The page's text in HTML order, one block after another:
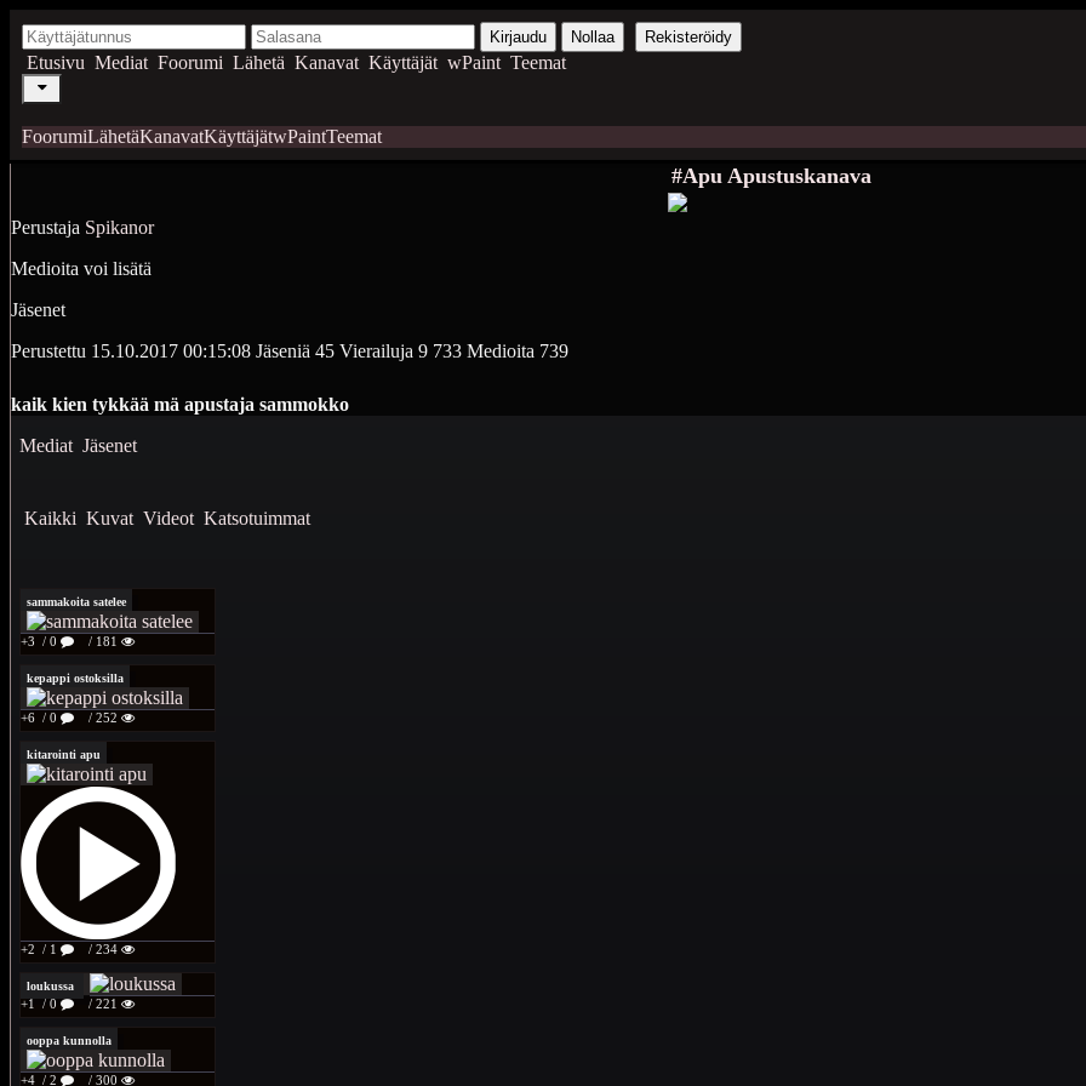
Kirjaudu Nollaa Rekisteröidy
Etusivu Mediat Foorumi Lähetä Kanavat Käyttäjät wPaint Teemat
FoorumiLähetäKanavatKäyttäjätwPaintTeemat
#Apu Apustuskanava
Perustaja Spikanor
Medioita voi lisätä
Jäsenet
Perustettu 15.10.2017 00:15:08 Jäseniä 45 Vierailuja 9 733 Medioita 739
kaik kien tykkää mä apustaja sammokko
Mediat Jäsenet
Kaikki Kuvat Videot Katsotuimmat
sammakoita satelee
+3 / 0 / 181
kepappi ostoksilla
+6 / 0 / 252
kitarointi apu
+2 / 1 / 234
loukussa
+1 / 0 / 221
ooppa kunnolla
+4 / 2 / 300